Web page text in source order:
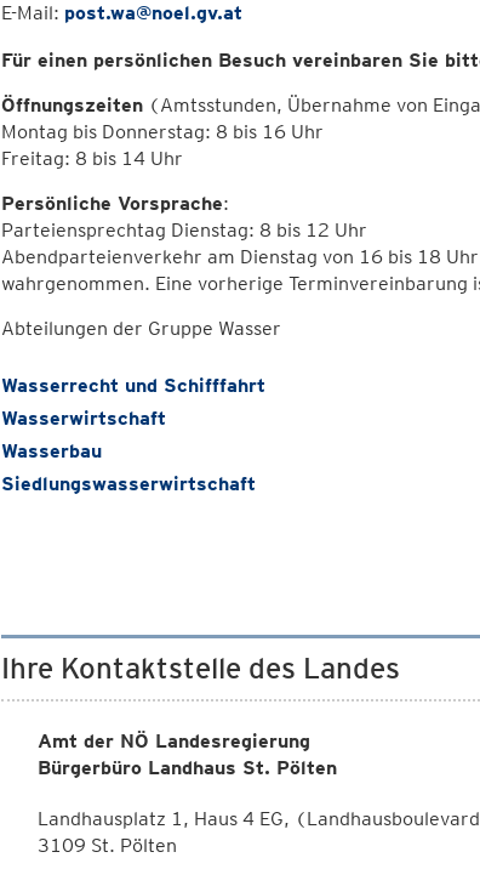
E-Mail: post.wa@noel.gv.at
Für einen persönlichen Besuch vereinbaren Sie
Öffnungszeiten(Amtsstunden, Übernahme von
Montag bis Donnerstag: 8 bis 16 Uhr
Freitag: 8 bis 14 Uhr
Persönliche Vorsprache:
Parteiensprechtag Dienstag: 8 bis 12 Uhr
Abendparteienverkehr am Dienstag von 16 bis 18
wahrgenommen. Eine vorherige Terminvereinbarung
Abteilungen der Gruppe Wasser
Wasserrecht und Schifffahrt
Wasserwirtschaft
Wasserbau
Siedlungswasserwirtschaft
Ihre Kontaktstelle des Landes
Amt der NÖ Landesregierung
Bürgerbüro Landhaus St. Pölten
Landhausplatz 1, Haus 4 EG,
3109 St. Pölten